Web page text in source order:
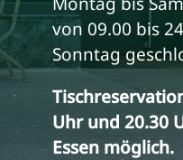
von 09.00 bis
Sonntag
Uhr und 20.30
Essen möglich.